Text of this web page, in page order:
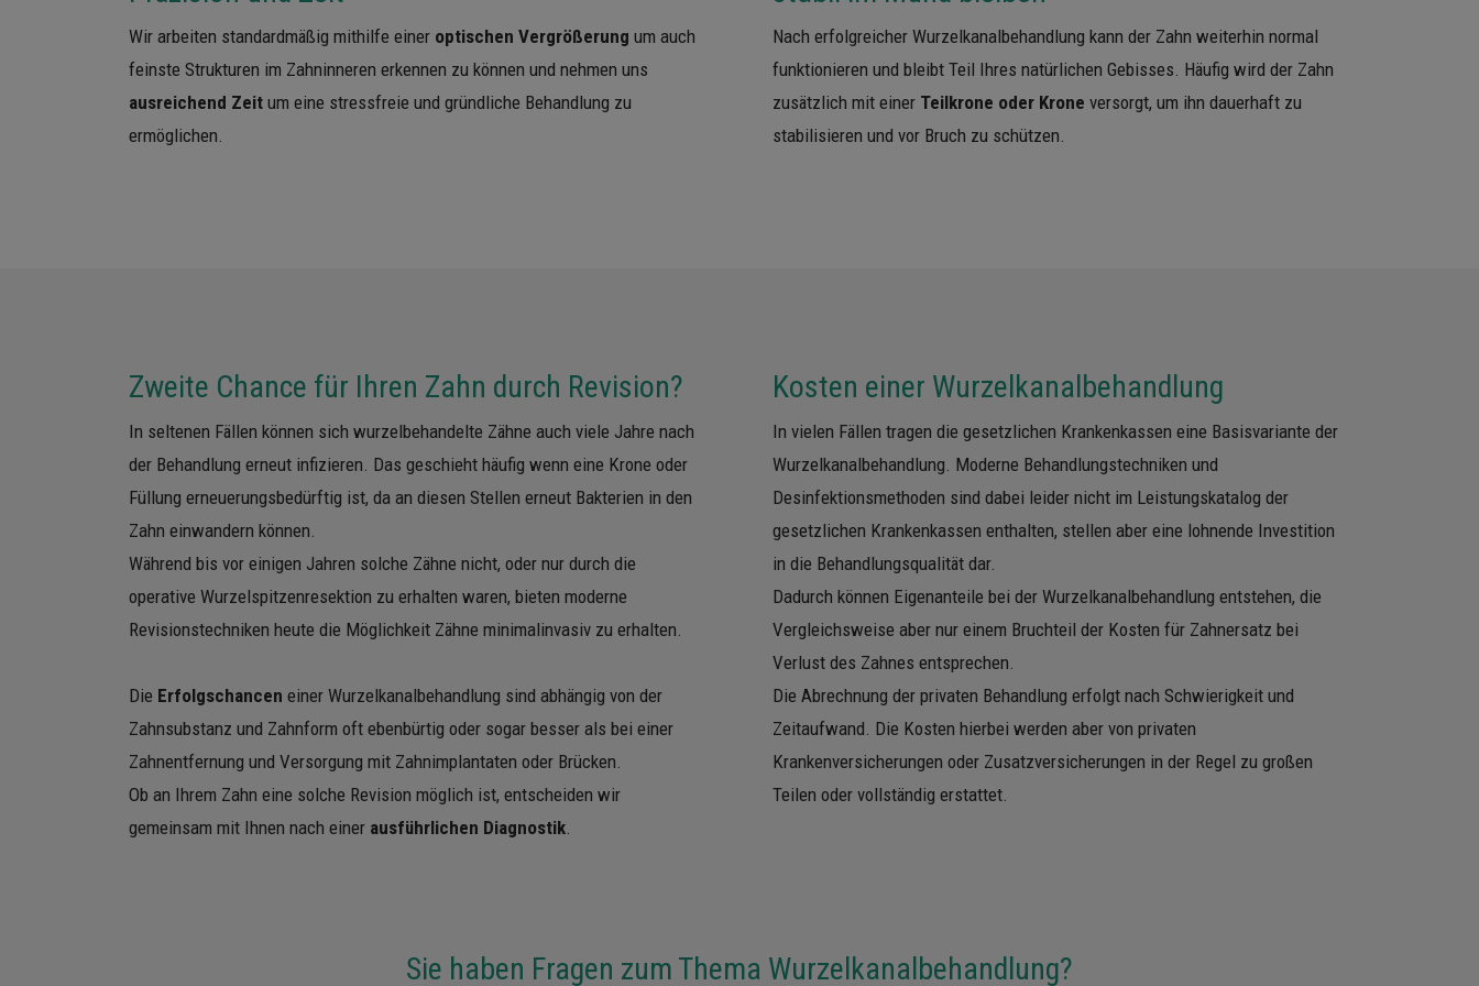
Wir arbeiten standardmäßig mithilfe einer optischen Vergrößerung um auch
feinste Strukturen im Zahninneren erkennen zu können und nehmen uns
ausreichend Zeit um eine stressfreie und gründliche Behandlung zu
ermöglichen.
Nach erfolgreicher Wurzelkanalbehandlung kann der Zahn weiterhin normal
funktionieren und bleibt Teil Ihres natürlichen Gebisses. Häufig wird der Zahn
zusätzlich mit einer Teilkrone oder Krone versorgt, um ihn dauerhaft zu
stabilisieren und vor Bruch zu schützen.
Zweite Chance für Ihren Zahn durch Revision?
In seltenen Fällen können sich wurzelbehandelte Zähne auch viele Jahre nach
der Behandlung erneut infizieren. Das geschieht häufig wenn eine Krone oder
Füllung erneuerungsbedürftig ist, da an diesen Stellen erneut Bakterien in den
Zahn einwandern können.
Während bis vor einigen Jahren solche Zähne nicht, oder nur durch die
operative Wurzelspitzenresektion zu erhalten waren, bieten moderne
Revisionstechniken heute die Möglichkeit Zähne minimalinvasiv zu erhalten.
Die Erfolgschancen einer Wurzelkanalbehandlung sind abhängig von der
Zahnsubstanz und Zahnform oft ebenbürtig oder sogar besser als bei einer
Zahnentfernung und Versorgung mit Zahnimplantaten oder Brücken.
Ob an Ihrem Zahn eine solche Revision möglich ist, entscheiden wir
gemeinsam mit Ihnen nach einer ausführlichen Diagnostik
Kosten einer Wurzelkanalbehandlung
In vielen Fällen tragen die gesetzlichen Krankenkassen eine Basisvariante der
Wurzelkanalbehandlung. Moderne Behandlungstechniken und
Desinfektionsmethoden sind dabei leider nicht im Leistungskatalog der
gesetzlichen Krankenkassen enthalten, stellen aber eine lohnende Investition
in die Behandlungsqualität dar.
Dadurch können Eigenanteile bei der Wurzelkanalbehandlung entstehen, die
Vergleichsweise aber nur einem Bruchteil der Kosten für Zahnersatz bei
Verlust des Zahnes entsprechen.
Die Abrechnung der privaten Behandlung erfolgt nach Schwierigkeit und
Zeitaufwand. Die Kosten hierbei werden aber von privaten
Krankenversicherungen oder Zusatzversicherungen in der Regel zu großen
Teilen oder vollständig erstattet.
Sie haben Fragen zum Thema Wurzelkanalbehandlung?